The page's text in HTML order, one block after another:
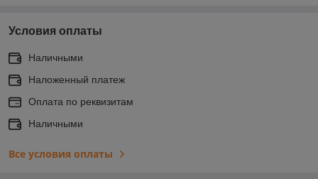
Условия оплаты
Наличными
Наложенный платеж
Оплата по реквизитам
Наличными
Все условия оплаты